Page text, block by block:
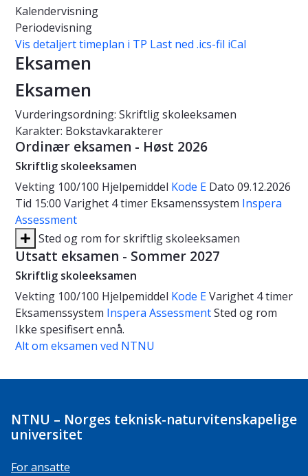
Kalendervisning
Periodevisning
Vis detaljert timeplan i TP Last ned .ics-fil iCal
Eksamen
Eksamen
Vurderingsordning: Skriftlig skoleeksamen
Karakter: Bokstavkarakterer
Ordinær eksamen - Høst 2026
Skriftlig skoleeksamen
Vekting 100/100 Hjelpemiddel Kode E Dato 09.12.2026
Tid 15:00 Varighet 4 timer Eksamenssystem Inspera
Assessment
Sted og rom for skriftlig skoleeksamen
Utsatt eksamen - Sommer 2027
Skriftlig skoleeksamen
Vekting 100/100 Hjelpemiddel Kode EVarighet 4 timer
Eksamenssystem Inspera AssessmentSted og rom
Ikke spesifisert ennå.
Alt om eksamen ved NTNU
NTNU – Norges teknisk-naturvitenskapelige
universitet
For ansatte